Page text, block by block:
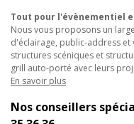
• Compatible avec
Architectural Lighting.
Avantages :
de grande ampleur.
Tout pour l'évènementiel
Nous vous proposons un
d'éclairage, public-address et
structures scéniques et
grill auto-porté avec leurs
En savoir plus
Nos conseillers